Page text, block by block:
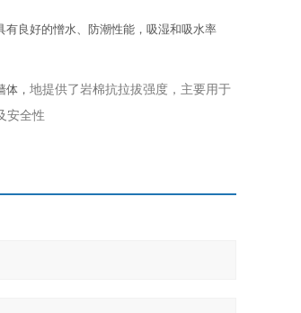
良好的憎水、防潮性能，吸湿和吸水率
， 地提供了岩棉抗拉拔强度，主要用于
安全性